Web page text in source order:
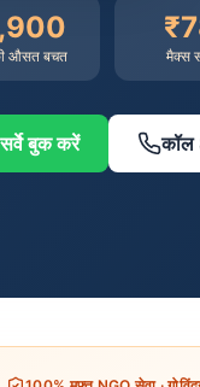
औसत बचत मैक्स
बुक करें कॉल